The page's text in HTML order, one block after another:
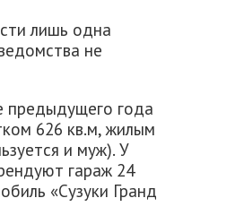
лишь одна
не
предыдущего года
626 кв.м, жилым
и муж). У
гараж 24
«Сузуки Гранд